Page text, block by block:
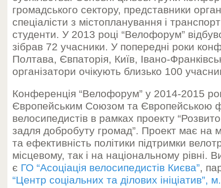
громадського сектору, представники
спеціалісти з містопланування і
студенти. У 2013 році “Велофорум”
зібрав 72 учасники. У попередні роки
Полтава, Євпаторія, Київ, Івано-
організатори очікують близько 100
Конференція “Велофорум” у 2014-2015
Європейським Союзом та Європейською
велосипедистів в рамках проекту
задля добробуту громад”. Проект має на
та ефективність політики підтримки
місцевому, так і на національному рівні.
є ГО “Асоціація велосипедистів Києва”,
“Центр соціальних та ділових ініціатив”,